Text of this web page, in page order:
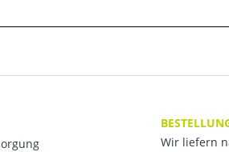
Wir liefern